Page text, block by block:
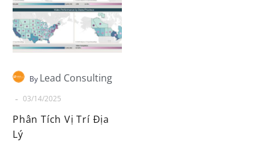
By Lead Consulting
- 03/14/2025
Phân Tích Vị Trí Địa
Lý